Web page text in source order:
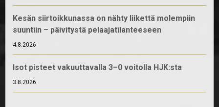
Kesän siirtoikkunassa on nähty liikettä molempiin
suuntiin – päivitystä pelaajatilanteeseen
4.8.2026
Isot pisteet vakuuttavalla 3–0 voitolla HJK:sta
3.8.2026